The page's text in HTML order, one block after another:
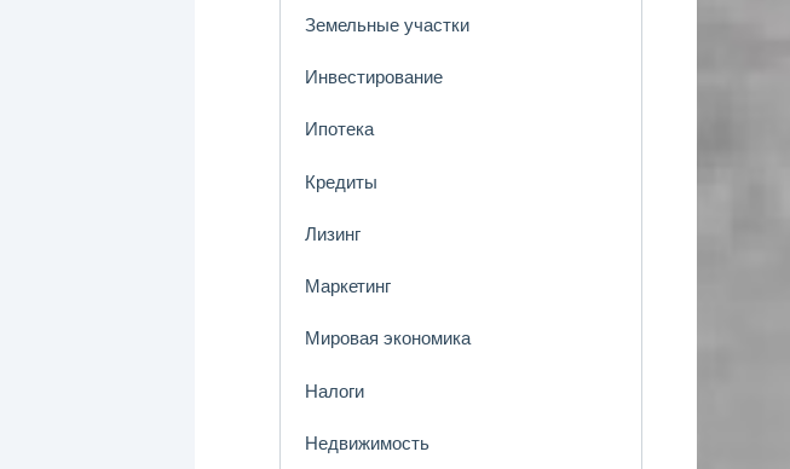
Земельные участки
Инвестирование
Ипотека
Кредиты
Лизинг
Маркетинг
Мировая экономика
Налоги
Недвижимость